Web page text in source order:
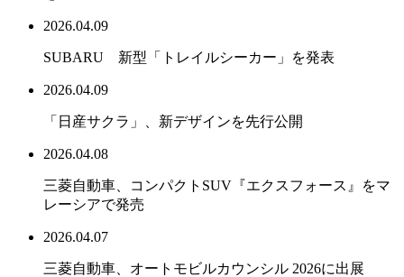
2026.04.09
SUBARU 新型「トレイルシーカー」を発表
2026.04.09
「日産サクラ」、新デザインを先行公開
2026.04.08
三菱自動車、コンパクトSUV『エクスフォース』をマ
レーシアで発売
2026.04.07
三菱自動車、オートモビルカウンシル 2026に出展